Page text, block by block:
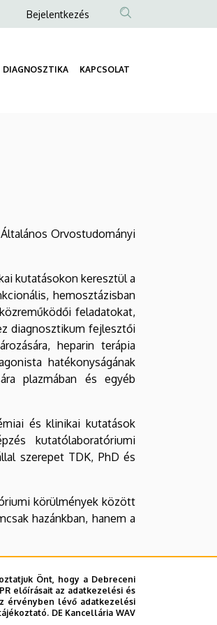
Anonim
menüje
Bejelentkezés
DIAGNOSZTIKA KAPCSOLAT
Orvostudományi
kutatásokon keresztül a
hemosztázisban
feladatokat,
diagnosztikum fejlesztői
heparin terápia
hatékonyságának
plazmában és egyéb
és klinikai kutatások
kutatólaboratóriumi
szerepet TDK, PhD és
körülmények között
hazánkban, hanem a
tevékenység
Tevékenységeinkkel
Önt, hogy a Debreceni
előírásait az adatkezelési és
érvényben lévő adatkezelési
DE Kancellária WAV